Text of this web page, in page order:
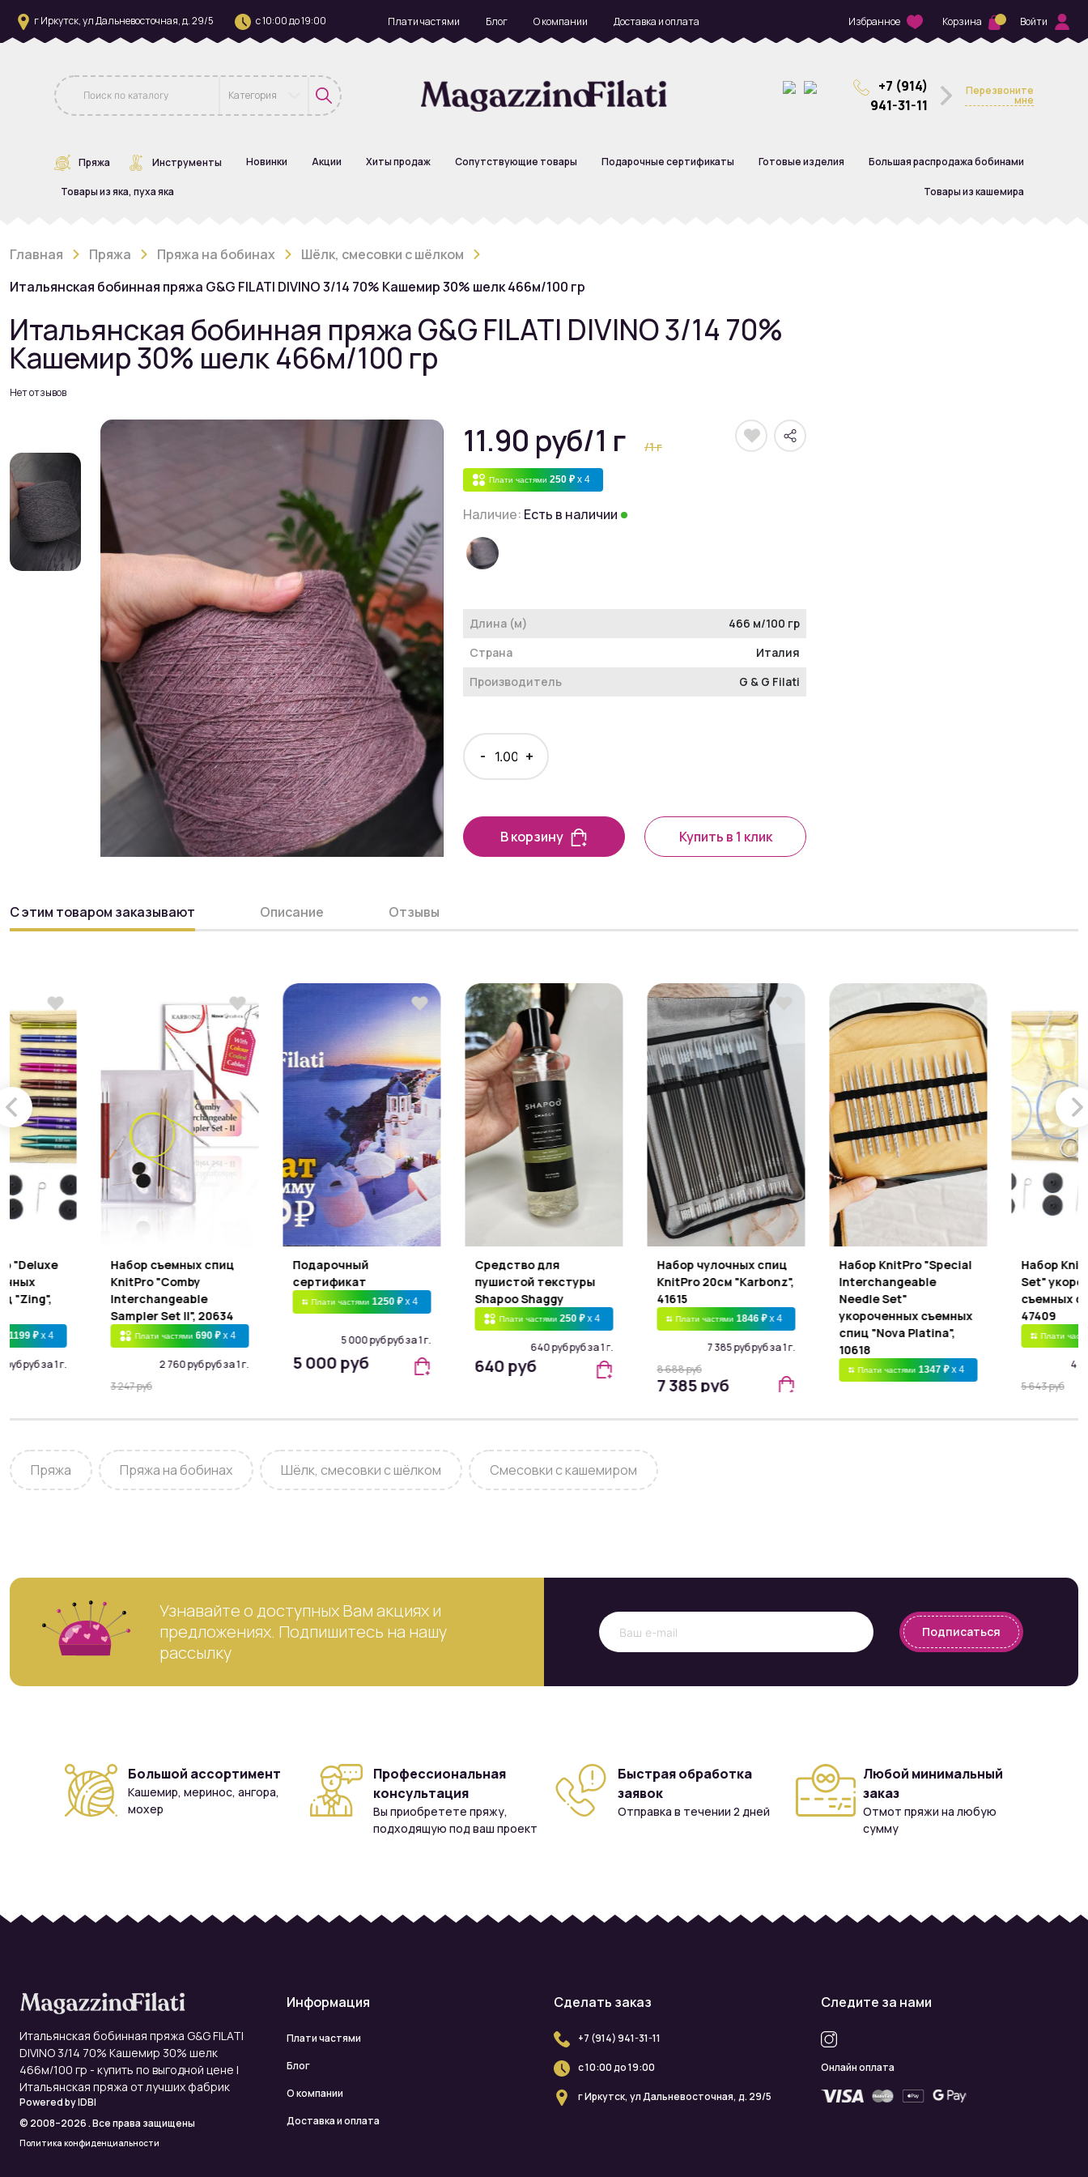
г Иркутск, ул Дальневосточная, д. 29/5 с 10:00 до 19:00 Плати частями Блог О компании Доставка и оплата Избранное Корзина Войти
Категория
+7 (914)
941-31-11
Перезвоните
мне
Пряжа Инструменты Новинки Акции Хиты продаж Сопутствующие товары Подарочные сертификаты Готовые изделия Большая распродажа бобинами
Товары из яка, пуха яка Товары из кашемира
Главная Пряжа Пряжа на бобинах
Шёлк, смесовки с шёлком
Итальянская бобинная пряжа G&G FILATI DIVINO 3/14 70% Кашемир 30% шелк 466м/100 гр
Итальянская бобинная пряжа G&G FILATI DIVINO 3/14 70%
Кашемир 30% шелк 466м/100 гр
Нет отзывов
11.90 руб/1 г /1 г
Плати частями 250 ₽ x 4
Наличие: Есть в наличии
Длина (м)
466 м/100 гр
Страна
Италия
Производитель
G & G Filati
- +
В корзину Купить в 1 клик
С этим товаром заказывают Описание Отзывы
"Deluxe
"Zing",
1199 ₽ x 4
руб руб за 1 г.
Набор съемных спиц
KnitPro "Comby
Interchangeable
Sampler Set II", 20634
Плати частями 690 ₽ x 4
2 760 руб руб за 1 г.
3 247 руб
Подарочный
сертификат
Плати частями 1250 ₽ x 4
5 000 руб руб за 1 г.
5 000 руб
Средство для
пушистой текстуры
Shapoo Shaggy
Плати частями250 ₽ x 4
640 руб руб за 1 г.
640 руб
Набор чулочных спиц
KnitPro 20см "Karbonz",
41615
Плати частями 1846 ₽ x 4
7 385 руб руб за 1 г.
8 688 руб
7 385 руб
Набор KnitPro "Special
Interchangeable
Needle Set"
укороченных съемных
спиц "Nova Platina",
10618
Плати частями 1347 ₽ x 4
6 341 руб
Набор
Set"
съемных
47409
Плати
4
5 643 руб
Пряжа Пряжа на бобинах Шёлк, смесовки с шёлком Смесовки с кашемиром
Узнавайте о доступных Вам акциях и
предложениях. Подпишитесь на нашу
рассылку
Подписаться
Большой ассортимент
Кашемир, меринос, ангора,
мохер
Профессиональная
консультация
Вы приобретете пряжу,
подходящую под ваш проект
Быстрая обработка
заявок
Отправка в течении 2 дней
Любой минимальный
заказ
Отмот пряжи на любую
сумму
Итальянская бобинная пряжа G&G FILATI
DIVINO 3/14 70% Кашемир 30% шелк
466м/100 гр - купить по выгодной цене |
Итальянская пряжа от лучших фабрик
Powered byIDBI
© 2008–2026 . Все права защищены
Политика конфиденциальности
Информация
Плати частями
Блог
О компании
Доставка и оплата
Сделать заказ
+7 (914) 941-31-11
с 10:00 до 19:00
г Иркутск, ул Дальневосточная, д. 29/5
Следите за нами
Онлайн оплата